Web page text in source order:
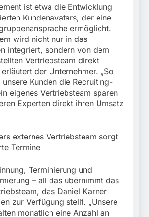
ist etwa die Entwicklung
Kundenavatars, der eine
ermöglicht.
wird nicht nur in das
integriert, sondern von dem
Vertriebsteam direkt
erläutert der Unternehmer. „So
unsere Kunden die Recruiting-
eigenes Vertriebsteam sparen
Experten direkt ihren Umsatz
externes Vertriebsteam sorgt
Termine
Terminierung und
– all das übernimmt das
das Daniel Karner
zur Verfügung stellt. „Unsere
monatlich eine Anzahl an